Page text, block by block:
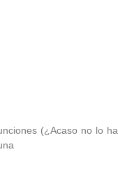
(¿Acaso no lo ha